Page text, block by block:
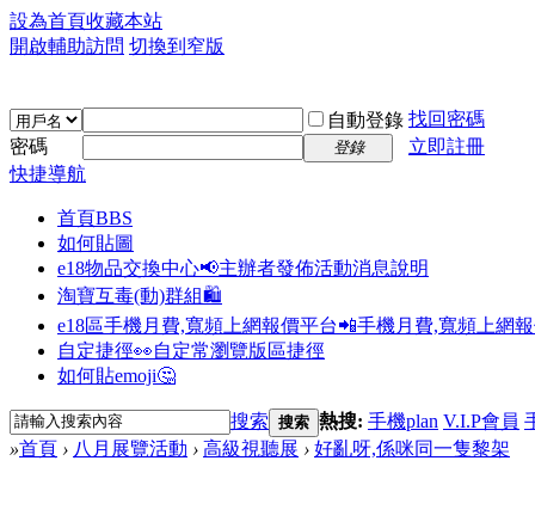
設為首頁收藏本站
開啟輔助訪問 切換到窄版
自動登錄 找回密碼
密碼
登錄
立即註冊
快捷導航
首頁BBS
如何貼圖
e18物品交換中心📢主辦者發佈活動消息說明
淘寶互毒(動)群組🛍️
e18區手機月費,寬頻上網報價平台📲手機月費,寬頻上網
自定捷徑👀自定常瀏覽版區捷徑
如何貼emoji🤔
搜索 搜索 熱搜: 手機plan V.I.P會員
»首頁 › 八月展覽活動 › 高級視聽展 › 好亂呀,係咪同一隻黎架